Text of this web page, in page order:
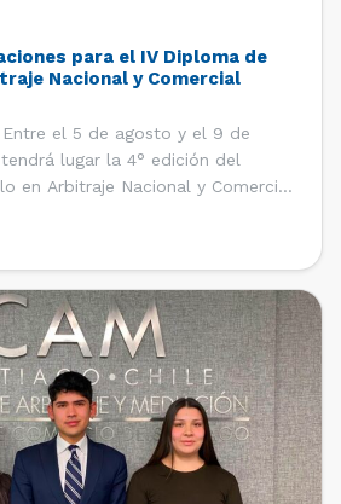
para el IV Diploma de
Nacional y Comercial
el 5 de agosto y el 9 de
lugar la 4° edición del
en Arbitraje Nacional y Comercial
de la Facultad de Derecho de la
y […]